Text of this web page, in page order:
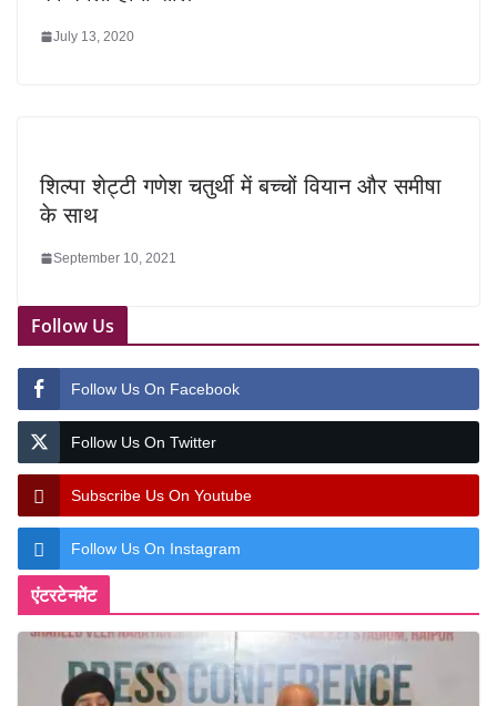
July 13, 2020
शिल्पा शेट्टी गणेश चतुर्थी में बच्चों वियान और समीषा
के साथ
September 10, 2021
Follow Us
Follow Us On Facebook
Follow Us On Twitter
Subscribe Us On Youtube
Follow Us On Instagram
एंटरटेनमेंट